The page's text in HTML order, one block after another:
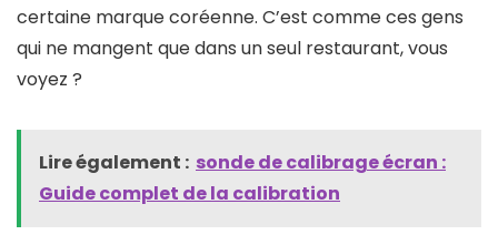
certaine marque coréenne. C’est comme ces gens
qui ne mangent que dans un seul restaurant, vous
voyez ?
Lire également : sonde de calibrage écran :
Guide complet de la calibration